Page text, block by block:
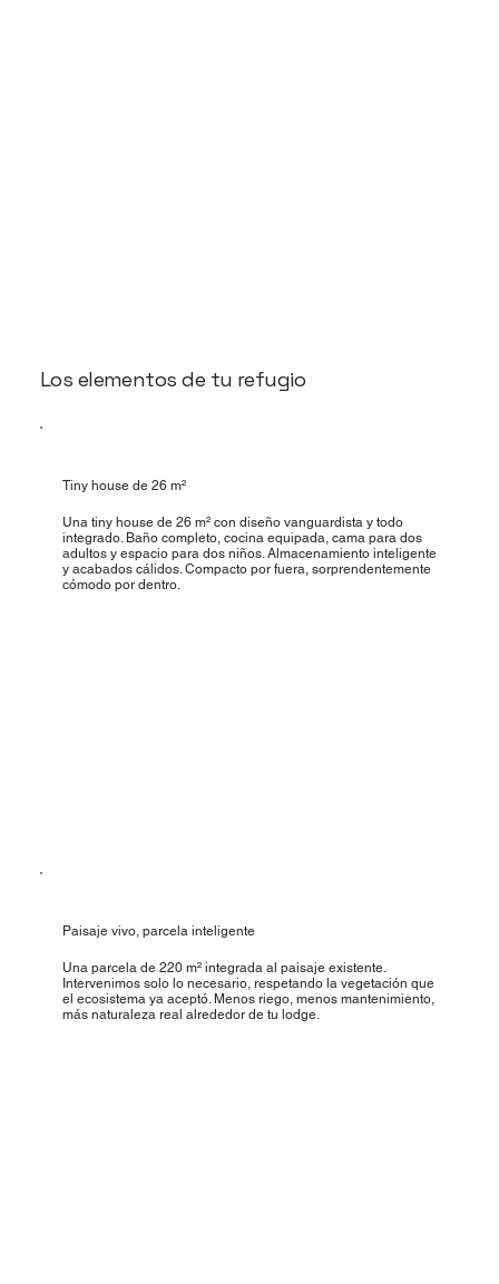
Los elementos de tu refugio
Tiny house de 26 m²
Una tiny house de 26 m² con diseño vanguardista y todo
integrado. Baño completo, cocina equipada, cama para dos
adultos y espacio para dos niños. Almacenamiento inteligente
y acabados cálidos. Compacto por fuera, sorprendentemente
cómodo por dentro.
Paisaje vivo, parcela inteligente
Una parcela de 220 m² integrada al paisaje existente.
Intervenimos solo lo necesario, respetando la vegetación que
el ecosistema ya aceptó. Menos riego, menos mantenimiento,
más naturaleza real alrededor de tu lodge.